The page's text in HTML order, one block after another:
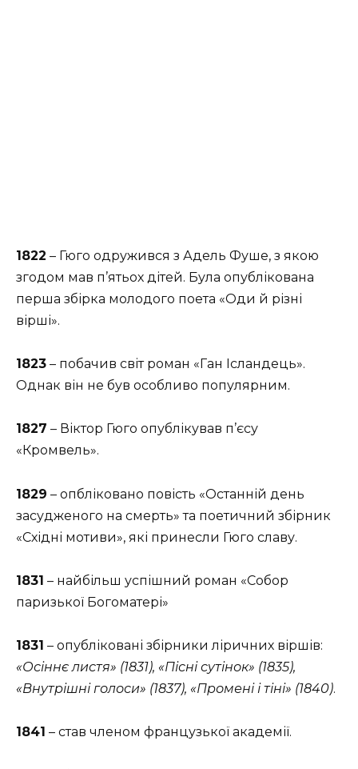
1822 – Гюго одружився з Адель Фуше, з якою
згодом мав п’ятьох дітей. Була опублікована
перша збірка молодого поета «Оди й різні
вірші».
1823 – побачив світ роман «Ган Ісландець».
Однак він не був особливо популярним.
1827 – Віктор Гюго опублікував п’єсу
«Кромвель».
1829 – опбліковано повість «Останній день
засудженого на смерть» та поетичний збірник
«Східні мотиви», які принесли Гюго славу.
1831 – найбільш успішний роман «Собор
паризької Богоматері»
1831 – опубліковані збірники ліричних віршів:
«Осіннє листя» (1831), «Пісні сутінок» (1835),
«Внутрішні голоси» (1837), «Промені і тіні» (1840).
1841 – став членом французької академії.